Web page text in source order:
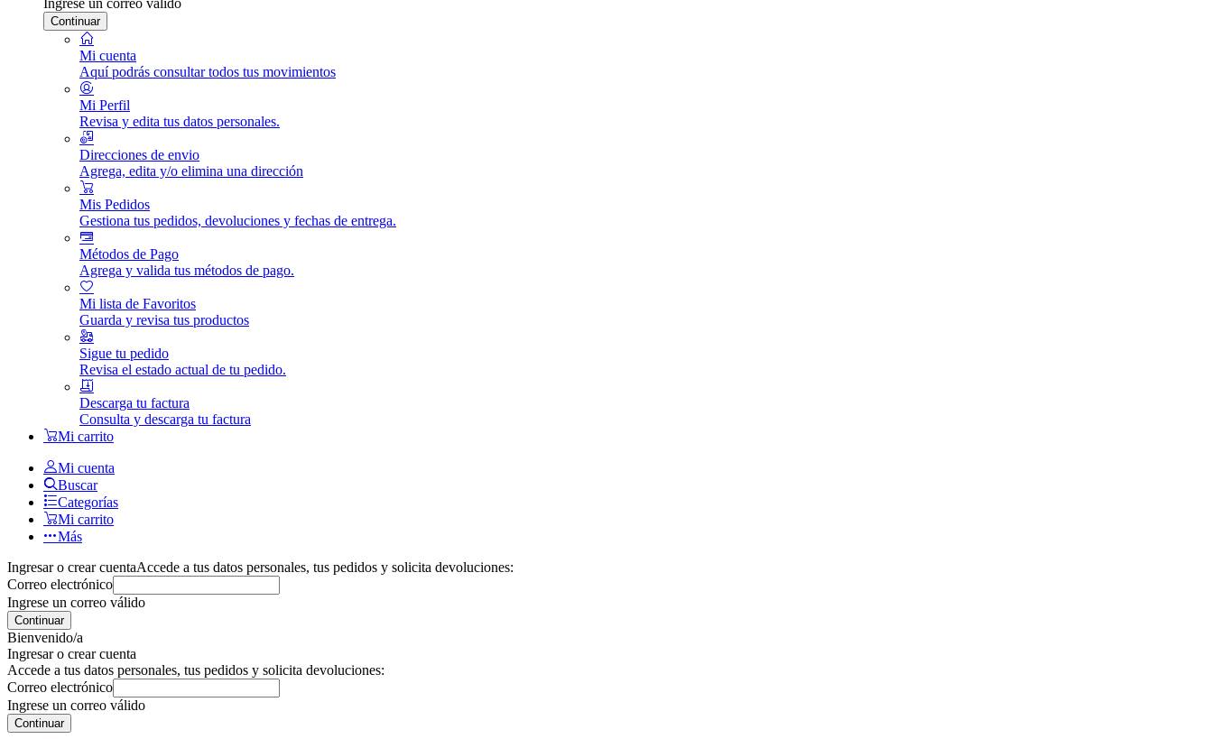
Continuar
Mi cuenta
Aquí podrás consultar todos tus movimientos
Mi Perfil
Revisa y edita tus datos personales.
Direcciones de envio
Agrega, edita y/o elimina una dirección
Mis Pedidos
Gestiona tus pedidos, devoluciones y fechas de entrega.
Métodos de Pago
Agrega y valida tus métodos de pago.
Mi lista de Favoritos
Guarda y revisa tus productos
Sigue tu pedido
Revisa el estado actual de tu pedido.
Descarga tu factura
Consulta y descarga tu factura
Mi carrito
Mi cuenta
Buscar
Categorías
Mi carrito
Más
Ingresar o crear cuentaAccede a tus datos personales, tus pedidos y solicita devoluciones:
Correo electrónico
Ingrese un correo válido
Continuar
Bienvenido/a
Ingresar o crear cuenta
Accede a tus datos personales, tus pedidos y solicita devoluciones:
Correo electrónico
Ingrese un correo válido
Continuar